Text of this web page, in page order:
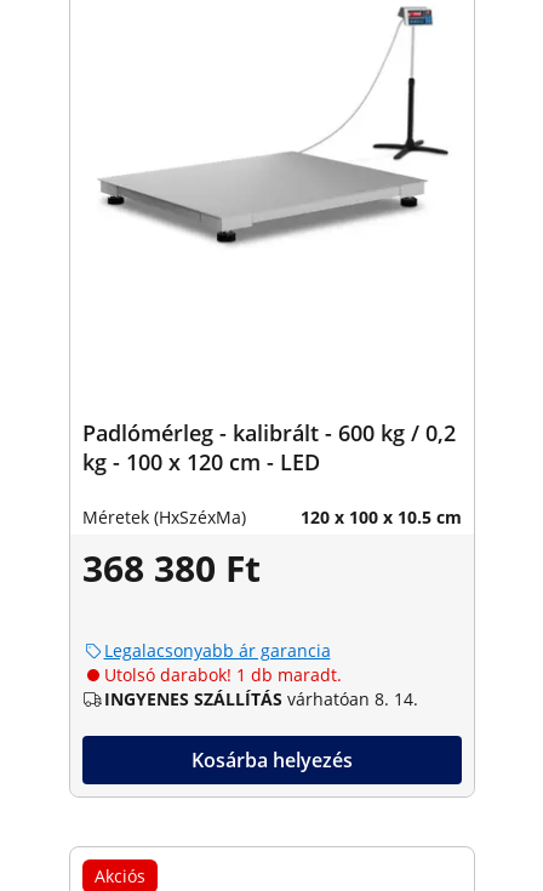
Padlómérleg - kalibrált - 600 kg / 0,2
kg - 100 x 120 cm - LED
Méretek (HxSzéxMa) 120 x 100 x 10.5 cm
368 380 Ft
Legalacsonyabb ár garancia
Utolsó darabok! 1 db maradt.
INGYENES SZÁLLÍTÁS várhatóan 8. 14.
Kosárba helyezés
Akciós